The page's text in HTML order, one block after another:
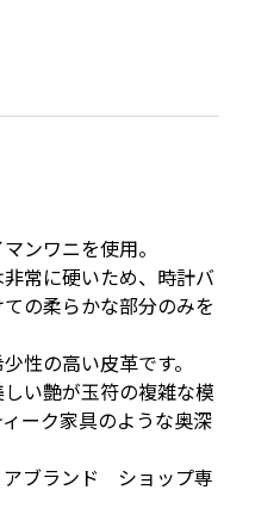
ンワニを使用。
常に硬いため、時計バ
の柔らかな部分のみを
性の高い皮革です。
い艶が玉符の複雑な模
ーク家具のような奥深
ブランド ショップ専